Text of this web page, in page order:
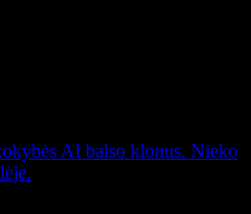
AI balso klonus. Nieko